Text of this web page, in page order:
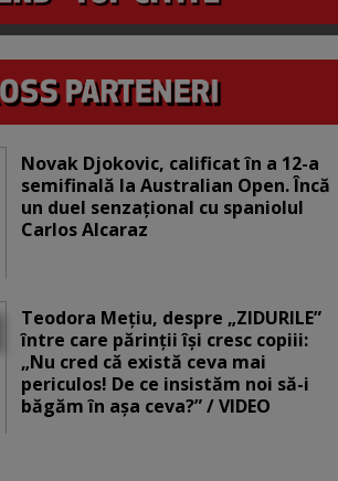
Novak Djokovic, calificat în a 12-a
semifinală la Australian Open. Încă
un duel senzațional cu spaniolul
Carlos Alcaraz
Teodora Mețiu, despre „ZIDURILE”
între care părinții își cresc copiii:
„Nu cred că există ceva mai
periculos! De ce insistăm noi să-i
băgăm în așa ceva?” / VIDEO